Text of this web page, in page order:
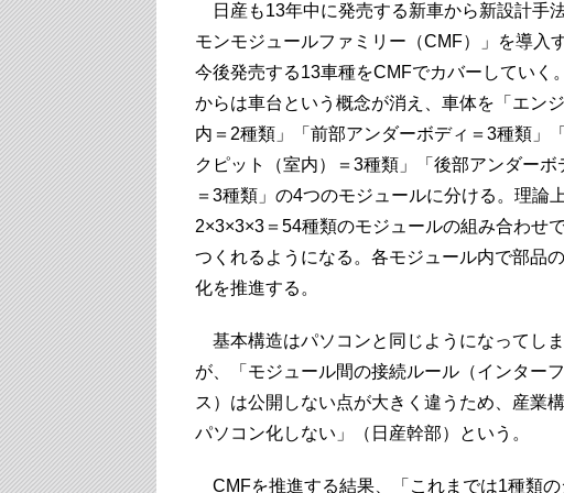
日産も13年中に発売する新車から新設計手
モンモジュールファミリー（CMF）」を導入す
今後発売する13車種をCMFでカバーしていく
からは車台という概念が消え、車体を「エン
内＝2種類」「前部アンダーボディ＝3種類」
クピット（室内）＝3種類」「後部アンダーボ
＝3種類」の4つのモジュールに分ける。理論
2×3×3×3＝54種類のモジュールの組み合わせ
つくれるようになる。各モジュール内で部品
化を推進する。
基本構造はパソコンと同じようになってしま
が、「モジュール間の接続ルール（インター
ス）は公開しない点が大きく違うため、産業
パソコン化しない」（日産幹部）という。
CMFを推進する結果、「これまでは1種類